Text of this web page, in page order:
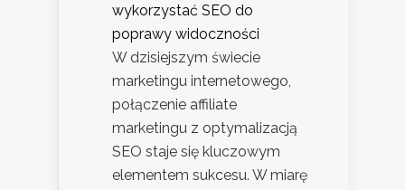
wykorzystać SEO do
poprawy widoczności
W dzisiejszym świecie
marketingu internetowego,
połączenie affiliate
marketingu z optymalizacją
SEO staje się kluczowym
elementem sukcesu. W miarę